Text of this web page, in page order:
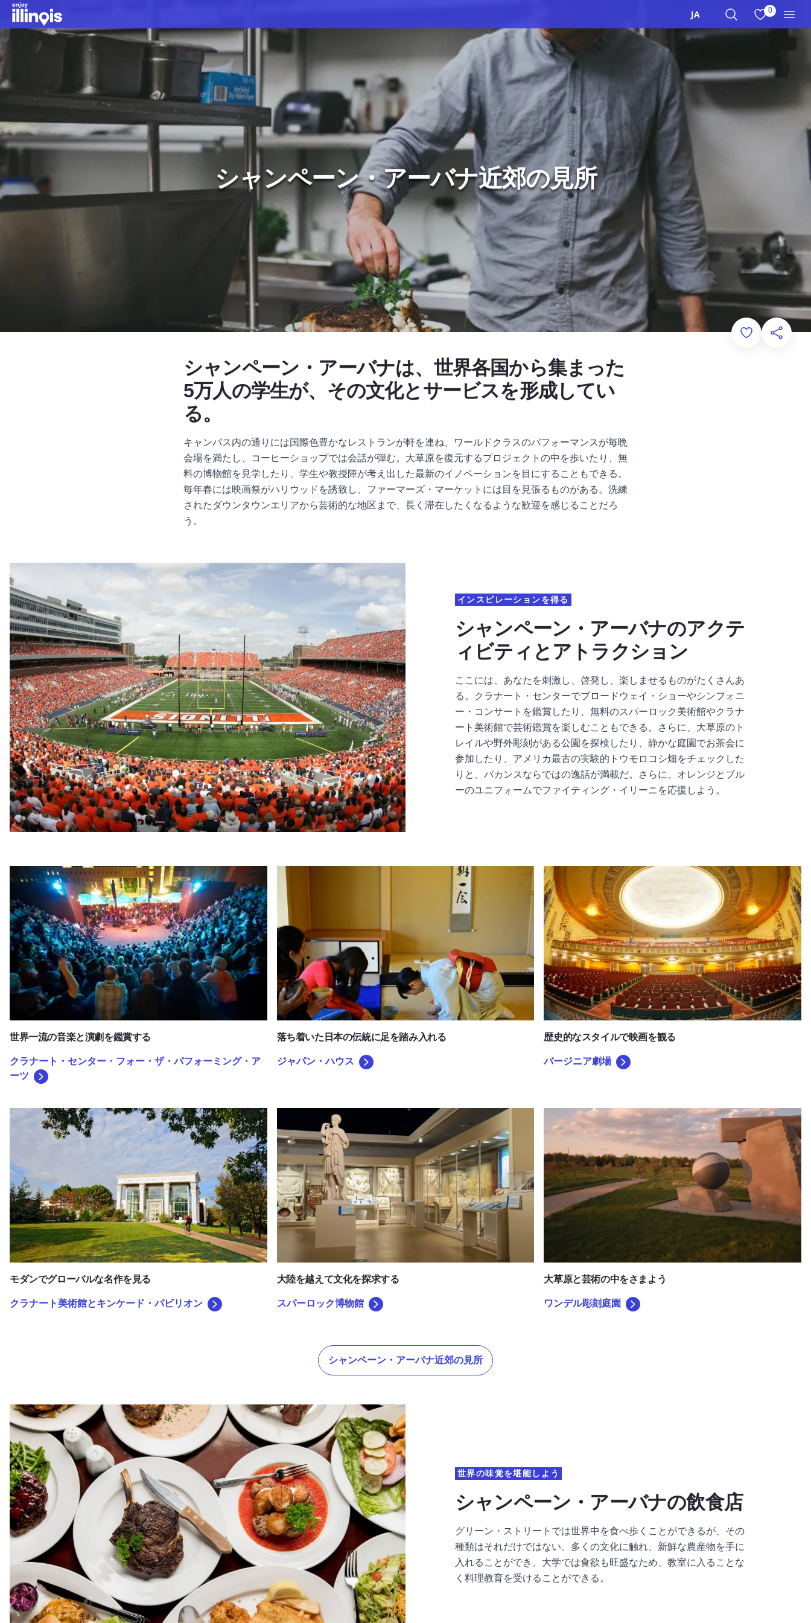
本文へスキップ
JA
サイト内検索
0
お気に入り
メニ
シャンペーン・アーバナ近郊の見所
Add toこのペ
シャンペーン・アーバナは、世界各国から集まった
5万人の学生が、その文化とサービスを形成してい
る。
キャンパス内の通りには国際色豊かなレストランが軒を連ね、ワールドクラスのパフォーマンスが毎晩
会場を満たし、コーヒーショップでは会話が弾む。大草原を復元するプロジェクトの中を歩いたり、無
料の博物館を見学したり、学生や教授陣が考え出した最新のイノベーションを目にすることもできる。
毎年春には映画祭がハリウッドを誘致し、ファーマーズ・マーケットには目を見張るものがある。洗練
されたダウンタウンエリアから芸術的な地区まで、長く滞在したくなるような歓迎を感じることだろ
う。
シャンペーン・アーバナのアクテ
ィビティとアトラクション
インスピレーションを得る
ここには、あなたを刺激し、啓発し、楽しませるものがたくさんあ
る。クラナート・センターでブロードウェイ・ショーやシンフォニ
ー・コンサートを鑑賞したり、無料のスパーロック美術館やクラナ
ート美術館で芸術鑑賞を楽しむこともできる。さらに、大草原のト
レイルや野外彫刻がある公園を探検したり、静かな庭園でお茶会に
参加したり、アメリカ最古の実験的トウモロコシ畑をチェックした
りと、バカンスならではの逸話が満載だ。さらに、オレンジとブル
ーのユニフォームでファイティング・イリーニを応援しよう。
世界一流の音楽と演劇を鑑賞する
クラナート・センター・フォー・ザ・パフォーミング・アーツ
クラナート・センター・フォー・ザ・パフォーミング・ア
ーツ
落ち着いた日本の伝統に足を踏み入れる
ジャパン・ハウス
ジャパン・ハウス
歴史的なスタイルで映画を観る
バージニア劇場
バージニア劇場
モダンでグローバルな名作を見る
クラナート美術館とキンケード・パビリオン
クラナート美術館とキンケード・パビリオン
大陸を越えて文化を探求する
スパーロック博物館
スパーロック博物館
大草原と芸術の中をさまよう
ワンデル彫刻庭園
ワンデル彫刻庭園
シャンペーン・アーバナ近郊の見所
シャンペーン・アーバナの飲食店
世界の味覚を堪能しよう
グリーン・ストリートでは世界中を食べ歩くことができるが、その
種類はそれだけではない。多くの文化に触れ、新鮮な農産物を手に
入れることができ、大学では食欲も旺盛なため、教室に入ることな
く料理教育を受けることができる。